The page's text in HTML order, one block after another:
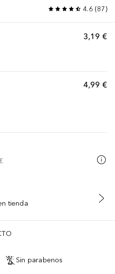
4.6(87)
3,19 €
4,99 €
CARRITO
tienda
Sin parabenos